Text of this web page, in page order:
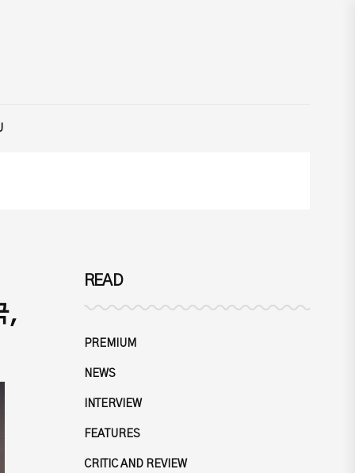
,
READ
PREMIUM
NEWS
INTERVIEW
FEATURES
CRITIC AND REVIEW